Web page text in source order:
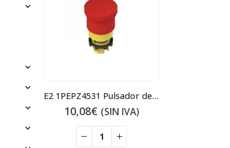
E2 1PEPZ4531 Pulsador de emergencia
10,08€ (SIN IVA)